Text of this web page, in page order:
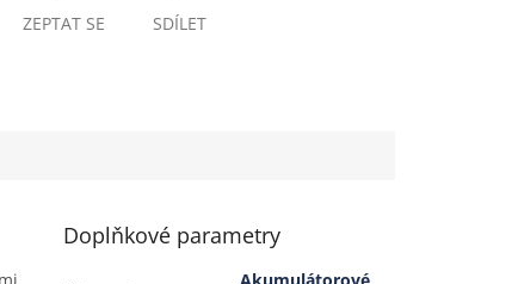
ZEPTAT SE SDÍLET
Doplňkové parametry